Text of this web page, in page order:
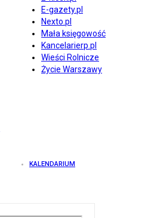
E-gazety.pl
Nexto.pl
Mała księgowość
Kancelarierp.pl
Wieści Rolnicze
Życie Warszawy
KALENDARIUM